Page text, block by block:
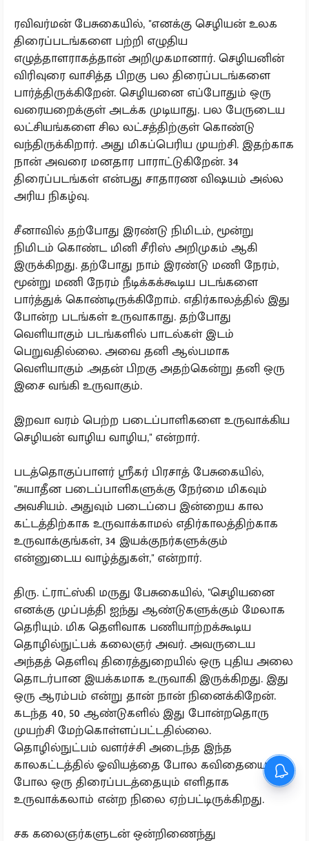
ரவிவர்மன் பேசுகையில், ''எனக்கு செழியன் உலக
திரைப்படங்களை பற்றி எழுதிய
எழுத்தாளராகத்தான் அறிமுகமானார். செழியனின்
விரிவுரை வாசித்த பிறகு பல திரைப்படங்களை
பார்த்திருக்கிறேன். செழியனை எப்போதும் ஒரு
வரையறைக்குள் அடக்க முடியாது. பல பேருடைய
லட்சியங்களை சில லட்சத்திற்குள் கொண்டு
வந்திருக்கிறார். அது மிகப்பெரிய முயற்சி. இதற்காக
நான் அவரை மனதார பாராட்டுகிறேன். 34
திரைப்படங்கள் என்பது சாதாரண விஷயம் அல்ல
அரிய நிகழ்வு.
சீனாவில் தற்போது இரண்டு நிமிடம், மூன்று
நிமிடம் கொண்ட மினி சீரிஸ் அறிமுகம் ஆகி
இருக்கிறது. தற்போது நாம் இரண்டு மணி நேரம்,
மூன்று மணி நேரம் நீடிக்கக்கூடிய படங்களை
பார்த்துக் கொண்டிருக்கிறோம். எதிர்காலத்தில் இது
போன்ற படங்கள் உருவாகாது. தற்போது
வெளியாகும் படங்களில் பாடல்கள் இடம்
பெறுவதில்லை. அவை தனி ஆல்பமாக
வெளியாகும் .அதன் பிறகு அதற்கென்று தனி ஒரு
இசை வங்கி உருவாகும்.
இறவா வரம் பெற்ற படைப்பாளிகளை உருவாக்கிய
செழியன் வாழிய வாழிய,'' என்றார்.
படத்தொகுப்பாளர் ஸ்ரீகர் பிரசாத் பேசுகையில்,
''சுயாதீன படைப்பாளிகளுக்கு நேர்மை மிகவும்
அவசியம். அதுவும் படைப்பை இன்றைய கால
கட்டத்திற்காக உருவாக்காமல் எதிர்காலத்திற்காக
உருவாக்குங்கள், 34 இயக்குநர்களுக்கும்
என்னுடைய வாழ்த்துகள்,'' என்றார்.
திரு. ட்ராட்ஸ்கி மருது பேசுகையில், ''செழியனை
எனக்கு முப்பத்தி ஐந்து ஆண்டுகளுக்கும் மேலாக
தெரியும். மிக தெளிவாக பணியாற்றக்கூடிய
தொழில்நுட்பக் கலைஞர் அவர். அவருடைய
அந்தத் தெளிவு திரைத்துறையில் ஒரு புதிய அலை
தொடர்பான இயக்கமாக உருவாகி இருக்கிறது.‌ இது
ஒரு ஆரம்பம் என்று தான் நான் நினைக்கிறேன்.
கடந்த 40, 50 ஆண்டுகளில் இது போன்றதொரு
முயற்சி மேற்கொள்ளப்பட்டதில்லை.
தொழில்நுட்பம் வளர்ச்சி அடைந்த இந்த
காலகட்டத்தில் ஓவியத்தை போல கவிதையைப்
போல ஒரு திரைப்படத்தையும் எளிதாக
உருவாக்கலாம் என்ற நிலை ஏற்பட்டிருக்கிறது.
சக கலைஞர்களுடன் ஒன்றிணைந்து